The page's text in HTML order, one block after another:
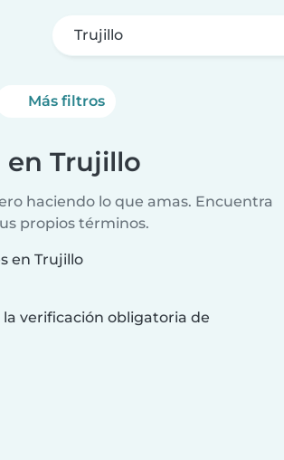
Trujillo
Más filtros
en Trujillo
haciendo lo que amas. Encuentra
propios términos.
en Trujillo
verificación obligatoria de